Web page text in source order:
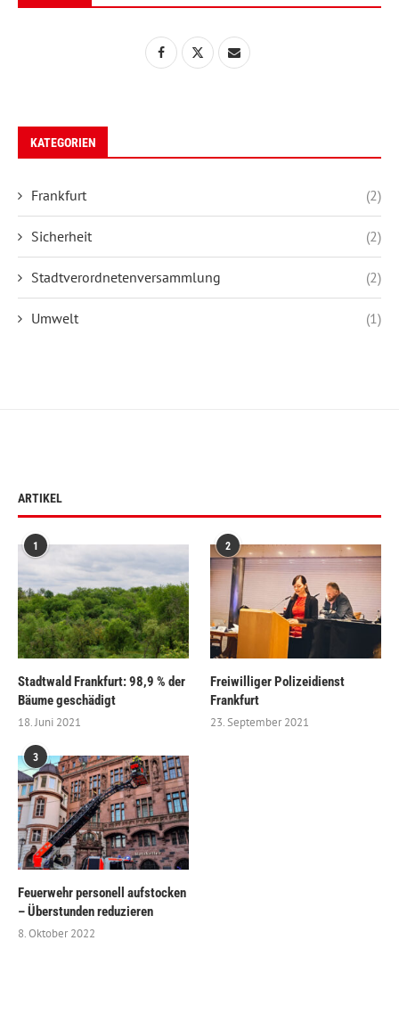
KATEGORIEN
Frankfurt (2)
Sicherheit (2)
Stadtverordnetenversammlung (2)
Umwelt (1)
ARTIKEL
1
Stadtwald Frankfurt: 98,9 % der
Bäume geschädigt
18. Juni 2021
2
Freiwilliger Polizeidienst
Frankfurt
23. September 2021
3
Feuerwehr personell aufstocken
– Überstunden reduzieren
8. Oktober 2022